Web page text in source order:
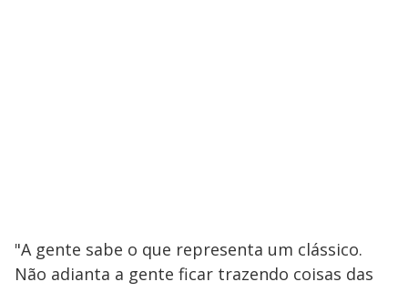
"A gente sabe o que representa um clássico.
Não adianta a gente ficar trazendo coisas das